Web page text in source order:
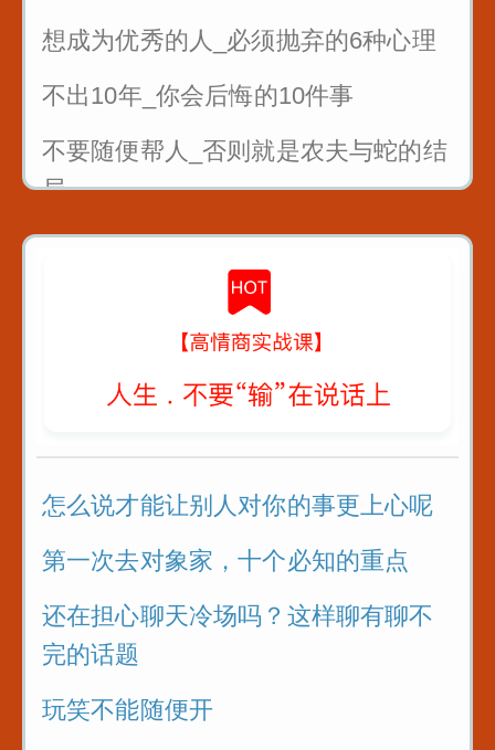
想成为优秀的人_必须抛弃的6种心理
不出10年_你会后悔的10件事
不要随便帮人_否则就是农夫与蛇的结
局
曾国藩4条识人术_教你看人不走眼
对待不同人处世十法则
教你6招_没人能算计你
怎么说才能让别人对你的事更上心呢
第一次去对象家，十个必知的重点
还在担心聊天冷场吗？这样聊有聊不
完的话题
玩笑不能随便开